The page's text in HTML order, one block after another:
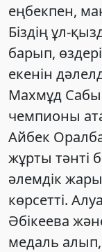
еңбекпен,
Біздің ұл-
барып,
екенін
Махмұд
чемпионы
Айбек
жұрты
әлемдік
көрсетті.
Әбікеева
медаль алып,